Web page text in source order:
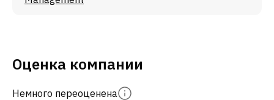
Оценка компании
Немного переоценена